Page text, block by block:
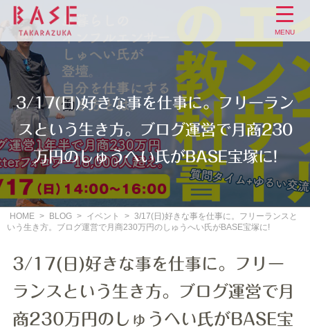
3/17(日)好きな事を仕事に。フリーラン
スという生き方。ブログ運営で月商230
万円のしゅうへい氏がBASE宝塚に!
HOME > BLOG > イベント > 3/17(日)好きな事を仕事に。フリーランスと
いう生き方。ブログ運営で月商230万円のしゅうへい氏がBASE宝塚に!
3/17(日)好きな事を仕事に。フリー
ランスという生き方。ブログ運営で月
商230万円のしゅうへい氏がBASE宝
MENU